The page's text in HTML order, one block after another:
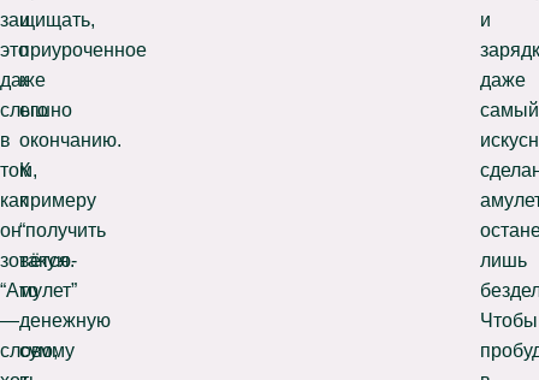
защищать,
это
даже
слышно
в
том,
как
он
зовётся.
“Амулет”
—
слово,
и
приуроченное
к
его
окончанию.
К
примеру
“получить
такую-
то
денежную
сумму
и
даже
самый
лишь
Чтобы